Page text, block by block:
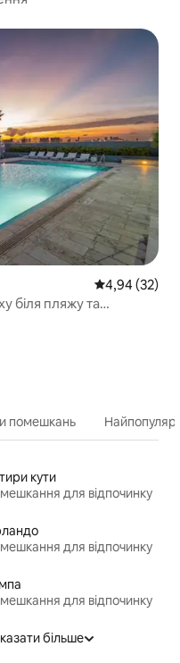
Середня
4,94 (32)
біля пляжу та
помешкань
кути
для відпочинку
для відпочинку
для відпочинку
більше